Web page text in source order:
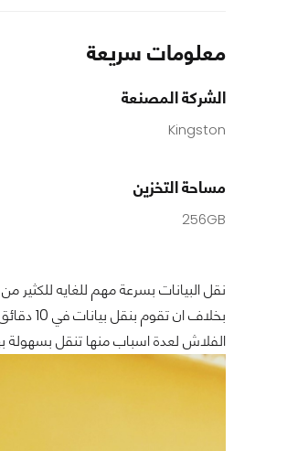
معلومات سريعة
الشركة المصنعة
Kingston
مساحة التخزين
256GB
نقل البيانات بسرعة مهم للغايه
بخلاف
الفلاش لعدة اسباب منها تنقل بسهولة